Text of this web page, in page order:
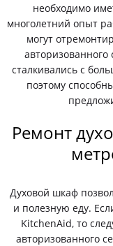
необходимо
многолетний опыт
могут
сталкивались с
поэтому
Ремонт
Духовой шкаф
и полезную еду.
KitchenAid, то
авторизованного